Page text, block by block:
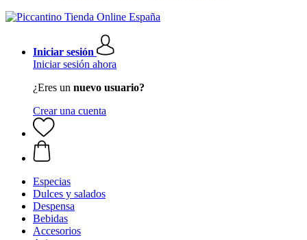
Iniciar sesión
Iniciar sesión ahora
¿Eres un nuevo usuario?
Crear una cuenta
Especias
Dulces y salados
Despensa
Bebidas
Accesorios